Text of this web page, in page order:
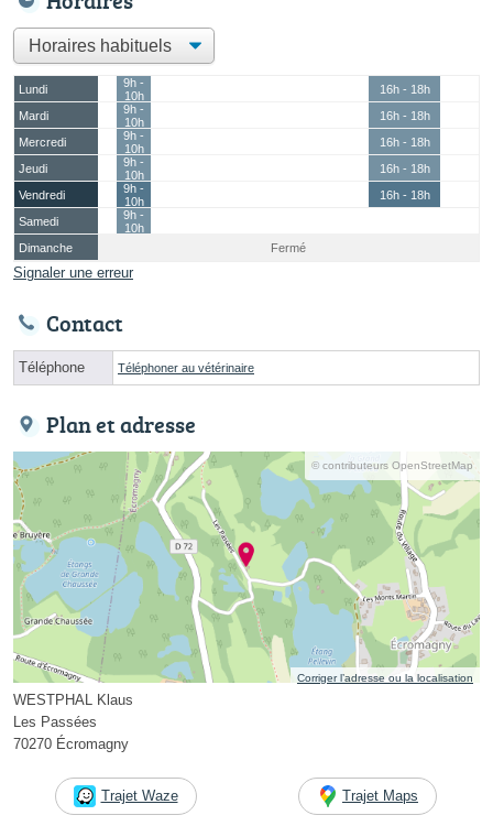
Lundi
9h -
10h
16h - 18h
Mardi
9h -
10h
16h - 18h
Mercredi
9h -
10h
16h - 18h
Jeudi
9h -
10h
16h - 18h
Vendredi
9h -
10h
16h - 18h
Samedi
9h -
10h
Dimanche
Fermé
Signaler une erreur
Contact
Téléphone Téléphoner au vétérinaire
Plan et adresse
© contributeurs OpenStreetMap
Corriger l’adresse ou la localisation
WESTPHAL Klaus
Les Passées
70270 Écromagny
Trajet Waze Trajet Maps